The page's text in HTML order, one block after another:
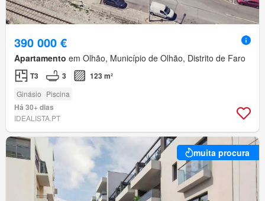
390 000 €
Apartamento em Olhão, Município de Olhão, Distrito de Faro
T3 3 123 m²
Ginásio Piscina
Há 30+ dias
IDEALISTA.PT
muita procura